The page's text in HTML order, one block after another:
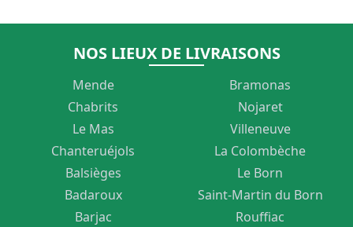
OPTIONS
PEUVENT
CHOISIES
PAGE
NOS LIEUX DE LIVRAISONS
Mende
Chabrits
Le Mas
Chanteruéjols
Balsièges
Badaroux
Barjac
Bramonas
Nojaret
Villeneuve
La Colombèche
Le Born
Saint-Martin du Born
Rouffiac